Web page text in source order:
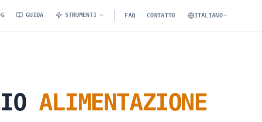
GUIDA STRUMENTI FAQ CONTATTO ITALIANO
ALIMENTAZIONE